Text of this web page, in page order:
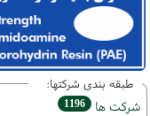
طبقه بندی شرکتها:
شركت ها 1196